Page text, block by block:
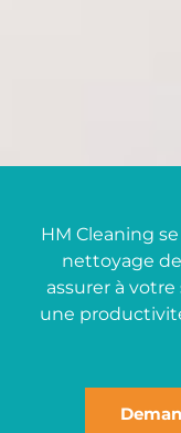
HM Cleaning
nettoyage
assurer à
une